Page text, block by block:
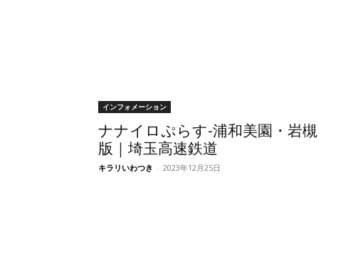
インフォメーション
ナナイロぷらす-浦和美園・岩槻
版｜埼玉高速鉄道
キラリいわつき - 2023年12月25日